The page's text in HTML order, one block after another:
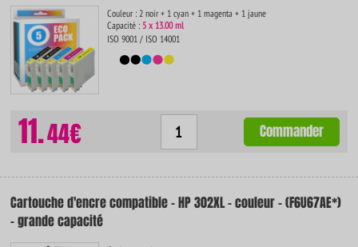
Couleur : 2 noir + 1 cyan + 1 magenta + 1 jaune
Capacité :5 x 13.00 ml
ISO 9001 / ISO 14001
11.44€ Commander
Cartouche d'encre compatible - HP 302XL - couleur - (F6U67AE*)
- grande capacité